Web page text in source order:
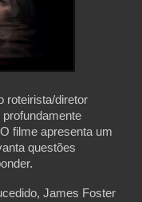
roteirista/diretor
filme apresenta um
questões
James Foster